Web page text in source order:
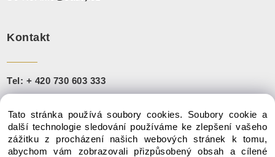
Kontakt
Tel: + 420 730 603 333
Mail: info@sadaj.cz
Tato stránka používá soubory cookies. Soubory cookie a
další technologie sledování používáme ke zlepšení vašeho
zážitku z procházení našich webových stránek k tomu,
abychom vám zobrazovali přizpůsobený obsah a cílené